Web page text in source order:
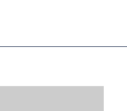
fenomeni: bisogna